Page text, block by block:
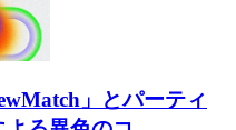
」とパーティ